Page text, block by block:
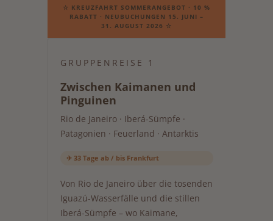
☆ KREUZFAHRT SOMMERANGEBOT · 10 %
RABATT · NEUBUCHUNGEN 15. JUNI –
31. AUGUST 2026 ☆
GRUPPENREISE 1
Zwischen Kaimanen und
Pinguinen
Rio de Janeiro · Iberá-Sümpfe ·
Patagonien · Feuerland · Antarktis
✈ 33 Tage ab / bis Frankfurt
Von Rio de Janeiro über die tosenden
Iguazú-Wasserfälle und die stillen
Iberá-Sümpfe – wo Kaimane,